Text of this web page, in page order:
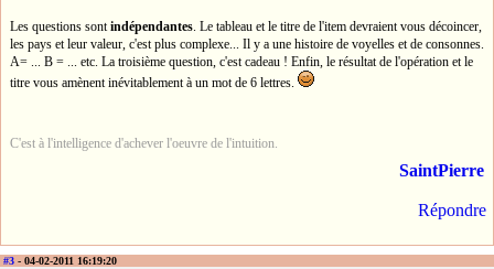
Les questions sont indépendantes . Le tableau et le titre de l'item devraient vous décoincer,
les pays et leur valeur, c'est plus complexe... Il y a une histoire de voyelles et de consonnes.
A= ... B = ... etc. La troisième question, c'est cadeau ! Enfin, le résultat de l'opération et le
titre vous amènent inévitablement à un mot de 6 lettres.
C'est à l'intelligence d'achever l'oeuvre de l'intuition.
SaintPierre
Répondre
#3 - 04-02-2011 16:19:20